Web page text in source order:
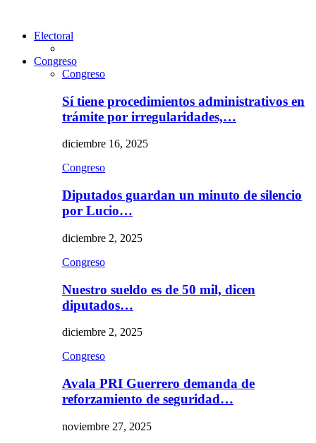
Electoral
Congreso
Congreso
Sí tiene procedimientos administrativos en
trámite por irregularidades,…
diciembre 16, 2025
Congreso
Diputados guardan un minuto de silencio
por Lucio…
diciembre 2, 2025
Congreso
Nuestro sueldo es de 50 mil, dicen
diputados…
diciembre 2, 2025
Congreso
Avala PRI Guerrero demanda de
reforzamiento de seguridad…
noviembre 27, 2025